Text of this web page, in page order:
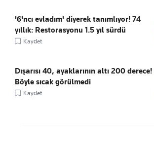
'6'ncı evladım' diyerek tanımlıyor! 74
yıllık: Restorasyonu 1.5 yıl sürdü
Kaydet
Dışarısı 40, ayaklarının altı 200 derece!
Böyle sıcak görülmedi
Kaydet